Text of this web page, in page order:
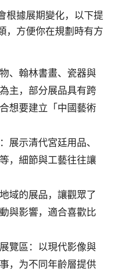
根據展期變化，以下提
，方便你在規劃時有方
、翰林書畫、瓷器與
主，部分展品具有跨
想要建立「中國藝術
展示清代宮廷用品、
，細節與工藝往往讓
域的展品，讓觀眾了
與影響，適合喜歡比
覽區：以現代影像與
，为不同年齡層提供